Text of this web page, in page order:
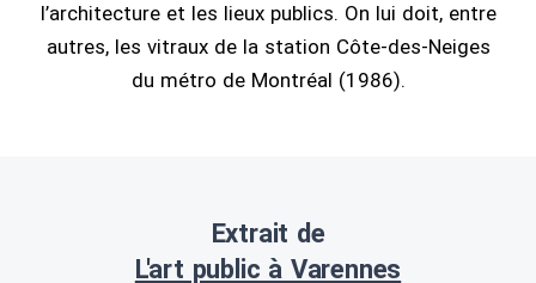
l’architecture et les lieux publics. On lui doit, entre
autres, les vitraux de la station Côte-des-Neiges
du métro de Montréal (1986).
Extrait de
L'art public à Varennes